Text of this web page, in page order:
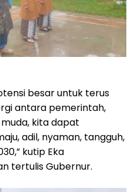
besar untuk terus
antara pemerintah,
kita dapat
adil, nyaman, tangguh,
kutip Eka
tertulis Gubernur.